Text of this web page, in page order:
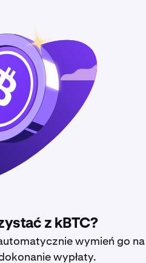
z kBTC?
wymień go na
wypłaty.